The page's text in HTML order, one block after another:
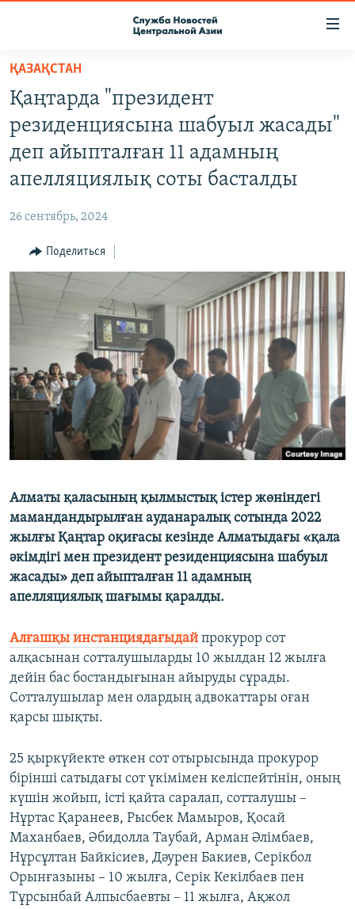
Вернуться
основному
содержанию
Вернутся
главной
Вернутся
поиску
ПОДПИСКА
КОНТАКТЫ
МИГРАНТ МЕДИА
ҚАЗАҚСТАН
Қаңтарда "президент
резиденциясына шабуыл жасады"
деп айыпталған 11 адамның
апелляциялық соты басталды
26 сентябрь, 2024
Поделиться
Алматы қаласының қылмыстық істер жөніндегі
мамандандырылған ауданаралық сотында 2022
жылғы Қаңтар оқиғасы кезінде Алматыдағы «қала
әкімдігі мен президент резиденциясына шабуыл
жасады» деп айыпталған 11 адамның
апелляциялық шағымы қаралды.
Алғашқы инстанциядағыдай прокурор сот
алқасынан сотталушыларды 10 жылдан 12 жылға
дейін бас бостандығынан айыруды сұрады.
Сотталушылар мен олардың адвокаттары оған
қарсы шықты.
25 қыркүйекте өткен сот отырысында прокурор
бірінші сатыдағы сот үкімімен келіспейтінін, оның
күшін жойып, істі қайта саралап, сотталушы –
Нұртас Қаранеев, Рысбек Мамыров, Қосай
Маханбаев, Әбидолла Таубай, Арман Әлімбаев,
Нұрсұлтан Байкісиев, Дәурен Бакиев, Серікбол
Орынғазыны – 10 жылға, Серік Кекілбаев пен
Тұрсынбай Алпысбаевты – 11 жылға, Ақжол